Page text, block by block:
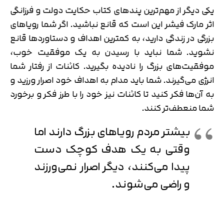
یکی دیگر از مهم‌ترین پندهای کتاب حکایت دولت و فرزانگی
اثر مارک فیشر این است که قانع نباشید. اگر شما رویاهای
بزرگی در زندگی دارید، به کمترین اهداف و دستاوردها قانع
نشوید. شما نباید با رسیدن به یک موفقیت خوب،
موفقیت‌های بزرگ را نادیده بگیرید. کائنات از رفتار شما
انرژی می‌گیرند. شما باید مدام به اهداف خود اصرار ورزید و
به آن‌ها فکر کنید تا کائنات نیز خود را با طرز فکر و برخورد
شما منعطف‌تر کنند.
بیشتر مردم رویاهای بزرگ دارند اما
وقتی به یک هدف کوچک دست
پیدا می‌کنند، دیگر اصرار نمی‌ورزند
و راضی می‌شوند.